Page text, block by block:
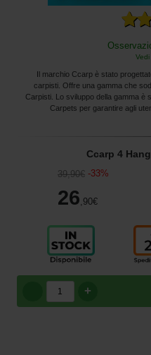
Il marchio Ccarp è stato
carpisti. Offre una gamma che
Carpisti. Lo sviluppo della gamma è
Carpets per garantire agli
Ccarp 4
39,90€ -33%
26 ,90€
+